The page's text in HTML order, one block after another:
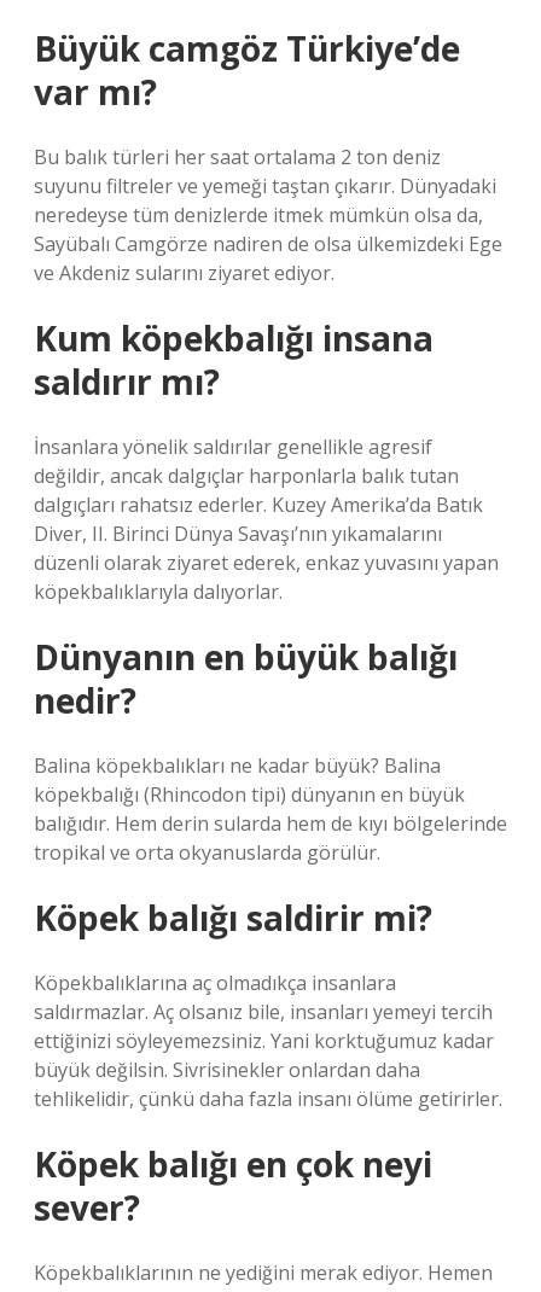
Büyük camgöz Türkiye’de
var mı?
Bu balık türleri her saat ortalama 2 ton deniz
suyunu filtreler ve yemeği taştan çıkarır. Dünyadaki
neredeyse tüm denizlerde itmek mümkün olsa da,
Sayübalı Camgörze nadiren de olsa ülkemizdeki Ege
ve Akdeniz sularını ziyaret ediyor.
Kum köpekbalığı insana
saldırır mı?
İnsanlara yönelik saldırılar genellikle agresif
değildir, ancak dalgıçlar harponlarla balık tutan
dalgıçları rahatsız ederler. Kuzey Amerika’da Batık
Diver, II. Birinci Dünya Savaşı’nın yıkamalarını
düzenli olarak ziyaret ederek, enkaz yuvasını yapan
köpekbalıklarıyla dalıyorlar.
Dünyanın en büyük balığı
nedir?
Balina köpekbalıkları ne kadar büyük? Balina
köpekbalığı (Rhincodon tipi) dünyanın en büyük
balığıdır. Hem derin sularda hem de kıyı bölgelerinde
tropikal ve orta okyanuslarda görülür.
Köpek balığı saldirir mi?
Köpekbalıklarına aç olmadıkça insanlara
saldırmazlar. Aç olsanız bile, insanları yemeyi tercih
ettiğinizi söyleyemezsiniz. Yani korktuğumuz kadar
büyük değilsin. Sivrisinekler onlardan daha
tehlikelidir, çünkü daha fazla insanı ölüme getirirler.
Köpek balığı en çok neyi
sever?
Köpekbalıklarının ne yediğini merak ediyor. Hemen